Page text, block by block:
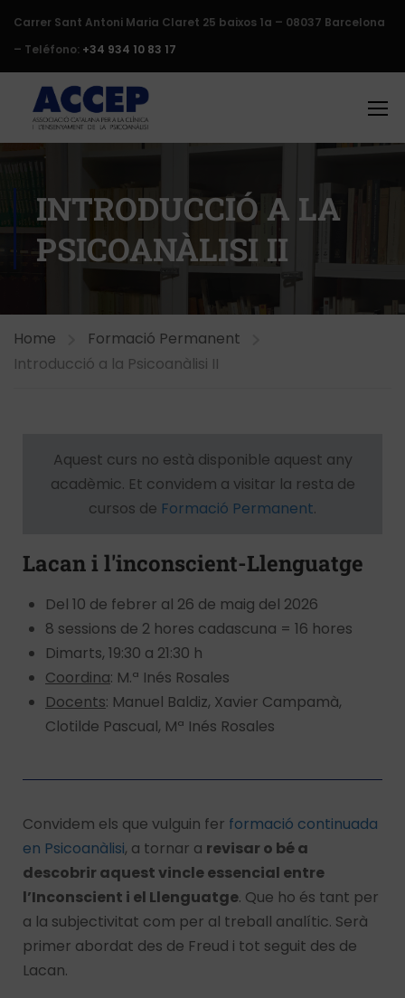
Carrer Sant Antoni Maria Claret 25 baixos 1a – 08037 Barcelona
– Teléfono: +34 934 10 83 17
INTRODUCCIÓ A LA
PSICOANÀLISI II
Home
Formació Permanent
Introducció a la Psicoanàlisi II
Aquest curs no està disponible aquest any
acadèmic. Et convidem a visitar la resta de
cursos de Formació Permanent.
Lacan i l'inconscient-Llenguatge
Del 10 de febrer al 26 de maig del 2026
8 sessions de 2 hores cadascuna = 16 hores
Dimarts, 19:30 a 21:30 h
Coordina: M.ª Inés Rosales
Docents: Manuel Baldiz, Xavier Campamà,
Clotilde Pascual, Mª Inés Rosales
Convidem els que vulguin fer formació continuada
en Psicoanàlisi, a tornar a revisar o bé a
descobrir aquest vincle essencial entre
l’Inconscient i el Llenguatge. Que ho és tant per
a la subjectivitat com per al treball analític. Serà
primer abordat des de Freud i tot seguit des de
Lacan.